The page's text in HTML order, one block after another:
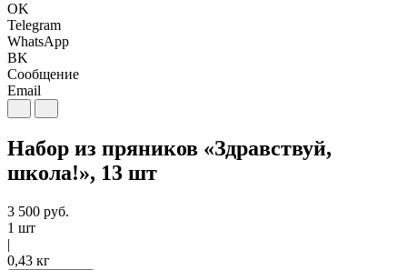
OK
Telegram
WhatsApp
BK
Сообщение
Email
Набор из пряников «Здравствуй,
школа!», 13 шт
3 500 руб.
1 шт
|
0,43 кг